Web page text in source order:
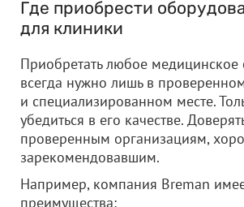
Где приобрести
для клиники
Приобретать любое медицинское
всегда нужно лишь в
и специализированном месте.
убедиться в его качестве.
проверенным организациям,
зарекомендовавшим.
Например, компания Breman
преимущества: